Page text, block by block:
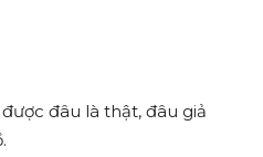
đâu là thật, đâu giả